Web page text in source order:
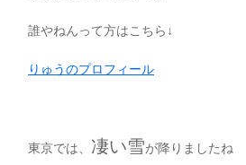
誰やねんって方はこちら↓
りゅうのプロフィール
東京では、 凄い雪が降りましたね